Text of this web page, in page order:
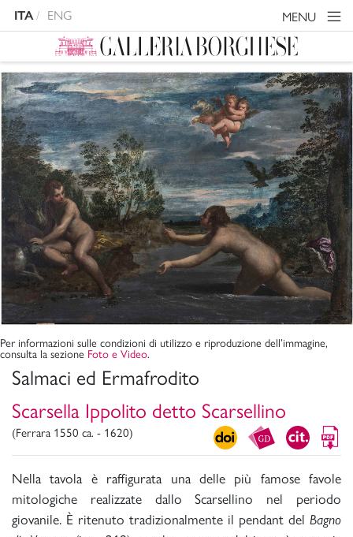
ITA ENG MENU
Salmaci ed Ermafrodito
Scarsella Ippolito detto Scarsellino
(Ferrara 1550 ca. - 1620)
Nella tavola è raffigurata una delle più famose favole
mitologiche realizzate dallo Scarsellino nel periodo
giovanile. È ritenuto tradizionalmente il pendant del Bagno
Per informazioni sulle condizioni di utilizzo e riproduzione dell’immagine,
consulta la sezione Foto e Video.